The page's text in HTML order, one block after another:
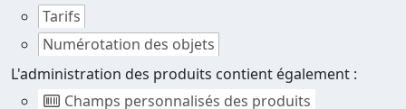
Tarifs
Numérotation des objets
L'administration des produits contient également :
Champs personnalisés des produits